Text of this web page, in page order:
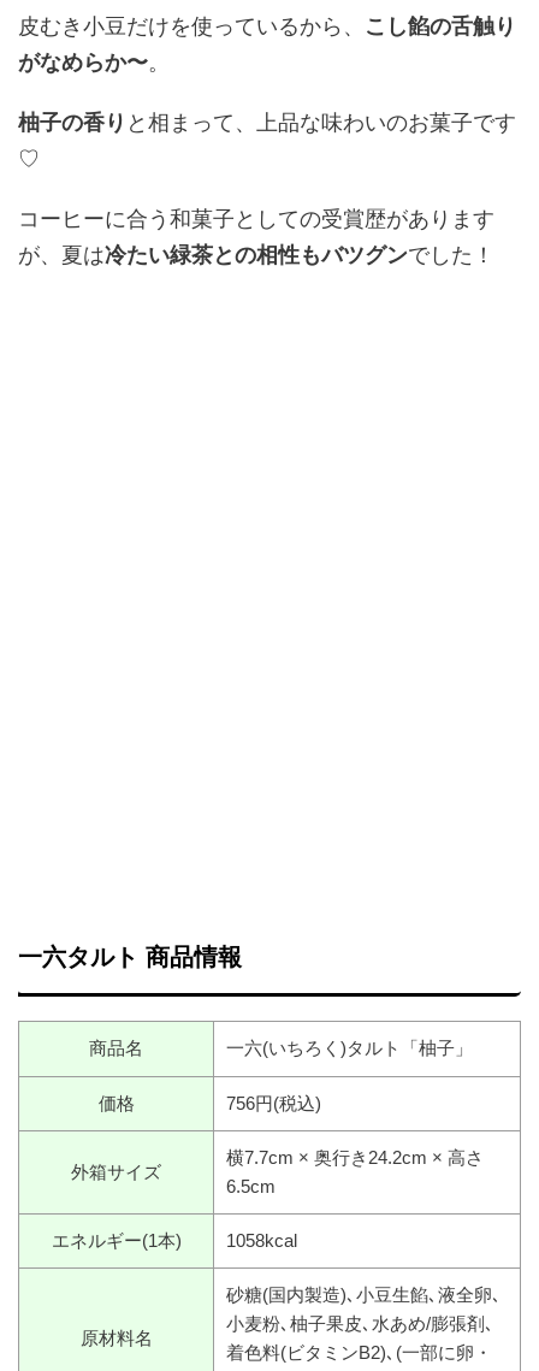
皮むき小豆だけを使っているから、 こし餡の舌触り
がなめらか〜。
柚子の香り と相まって、上品な味わいのお菓子です
♡
コーヒーに合う和菓子としての受賞歴があります
が、夏は冷たい緑茶との相性もバツグンでした！
一六タルト 商品情報
商品名 一六(いちろく)タルト「柚子」
価格 756円(税込)
外箱サイズ
横7.7cm × 奥行き24.2cm × 高さ
6.5cm
エネルギー(1本) 1058kcal
原材料名
砂糖(国内製造)､小豆生餡､液全卵､
小麦粉､柚子果皮､水あめ/膨張剤､
着色料(ビタミンB2)､(一部に卵・